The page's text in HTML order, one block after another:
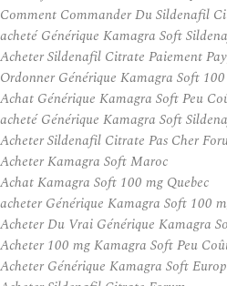
Comment Commander Du Sildenafil
acheté Générique Kamagra Soft
Acheter Sildenafil Citrate Paiement
Ordonner Générique Kamagra Soft
Achat Générique Kamagra Soft Peu
acheté Générique Kamagra Soft
Acheter Sildenafil Citrate Pas Cher
Acheter Kamagra Soft Maroc
Achat Kamagra Soft 100 mg Quebec
acheter Générique Kamagra Soft 100
Acheter Du Vrai Générique Kamagra
Acheter 100 mg Kamagra Soft Peu
Acheter Générique Kamagra Soft